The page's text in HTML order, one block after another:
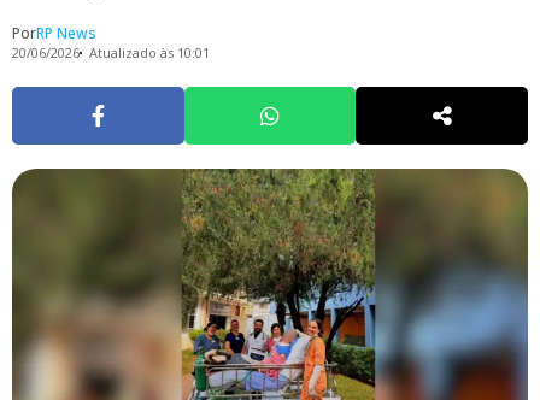
PorRP News
20/06/2026 Atualizado às 10:01